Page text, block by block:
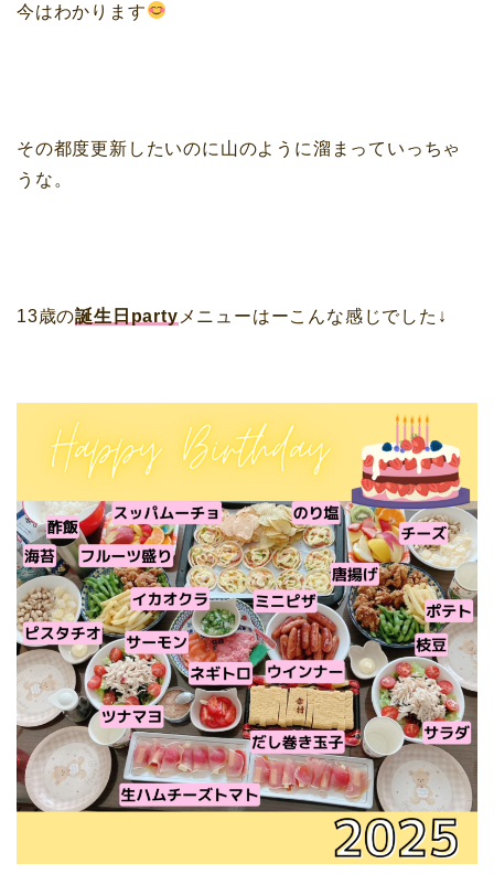
今はわかります
その都度更新したいのに山のように溜まっていっちゃ
うな。
13歳の誕生日party メニューはーこんな感じでした↓